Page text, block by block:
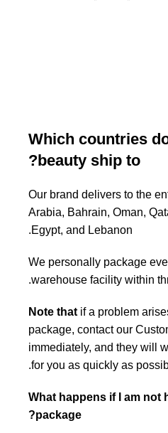
Which countries
beauty ship to?
Our brand delivers to the
Arabia, Bahrain, Oman,
Egypt, and Lebanon.
We personally package
warehouse facility within
Note that if a problem
package, contact our
immediately, and they will
for you as quickly as
What happens if I am not
package?